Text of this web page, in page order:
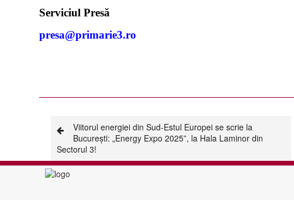
Serviciul Presă
presa@primarie3.ro
Viitorul energiei din Sud-Estul Europei se scrie la
București: „Energy Expo 2025”, la Hala Laminor din
Sectorul 3!